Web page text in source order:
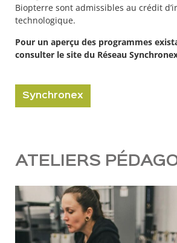
Biopterre sont admissibles au crédit
technologique.
Pour un aperçu des programmes
consulter le site du Réseau
Synchronex
ATELIERS